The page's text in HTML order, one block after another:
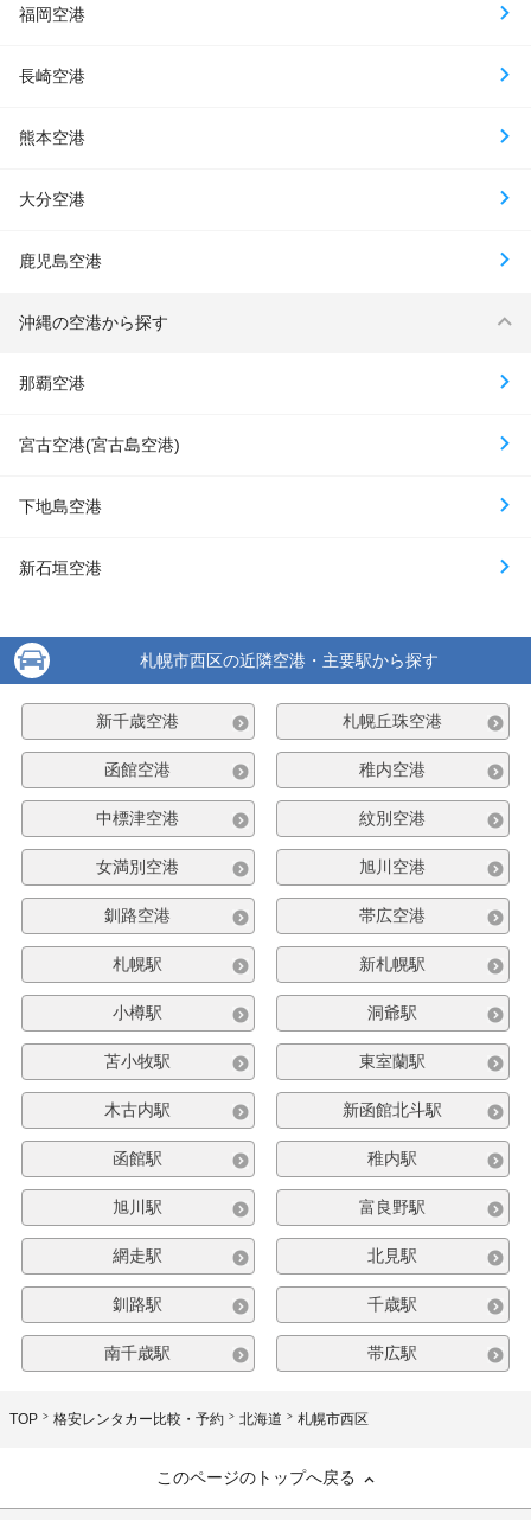
福岡空港
長崎空港
熊本空港
大分空港
鹿児島空港
沖縄の空港から探す
那覇空港
宮古空港(宮古島空港)
下地島空港
新石垣空港
札幌市西区の近隣空港・主要駅から探す
新千歳空港 札幌丘珠空港
函館空港 稚内空港
中標津空港 紋別空港
女満別空港 旭川空港
釧路空港 帯広空港
札幌駅 新札幌駅
小樽駅 洞爺駅
苫小牧駅 東室蘭駅
木古内駅 新函館北斗駅
函館駅 稚内駅
旭川駅 富良野駅
網走駅 北見駅
釧路駅 千歳駅
南千歳駅 帯広駅
TOP 格安レンタカー比較・予約 北海道 札幌市西区
このページのトップへ戻る